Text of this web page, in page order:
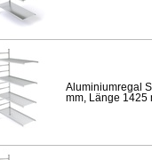
Aluminiumregal
mm, Länge 1425